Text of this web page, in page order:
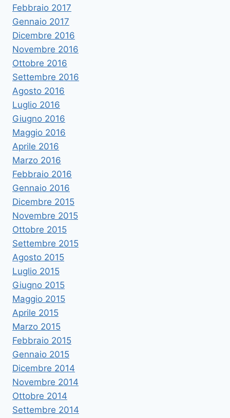
Febbraio 2017
Gennaio 2017
Dicembre 2016
Novembre 2016
Ottobre 2016
Settembre 2016
Agosto 2016
Luglio 2016
Giugno 2016
Maggio 2016
Aprile 2016
Marzo 2016
Febbraio 2016
Gennaio 2016
Dicembre 2015
Novembre 2015
Ottobre 2015
Settembre 2015
Agosto 2015
Luglio 2015
Giugno 2015
Maggio 2015
Aprile 2015
Marzo 2015
Febbraio 2015
Gennaio 2015
Dicembre 2014
Novembre 2014
Ottobre 2014
Settembre 2014